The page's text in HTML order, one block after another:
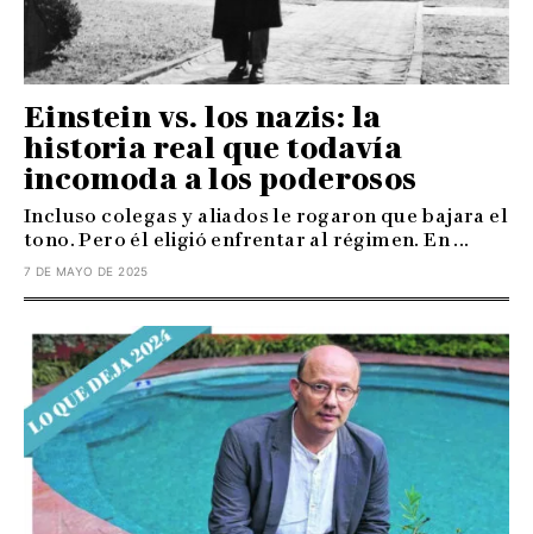
Einstein vs. los nazis: la
historia real que todavía
incomoda a los poderosos
Incluso colegas y aliados le rogaron que bajara el
tono. Pero él eligió enfrentar al régimen. En ...
7 DE MAYO DE 2025